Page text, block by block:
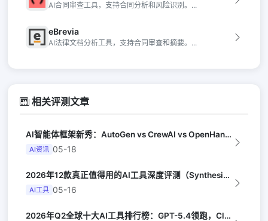
AI合同审查工具，支持合同分析和风险识别。...
eBrevia
AI法律文档分析工具，支持合同审查和摘要。...
相关评测文章
AI智能体框架新秀：AutoGen vs CrewAI vs OpenHands...
AI资讯 05-18
2026年12款真正值得用的AI工具深度评测（Synthesia评选）
AI工具 05-16
2026年Q2全球十大AI工具排行榜：GPT-5.4领跑，Claude Opus...